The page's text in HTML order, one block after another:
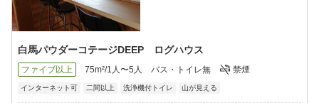
白馬パウダーコテージDEEP ログハウス
ファイブ以上 75m²/1人〜5人 バス・トイレ無 禁煙
インターネット可 二間以上 洗浄機付トイレ 山が見える